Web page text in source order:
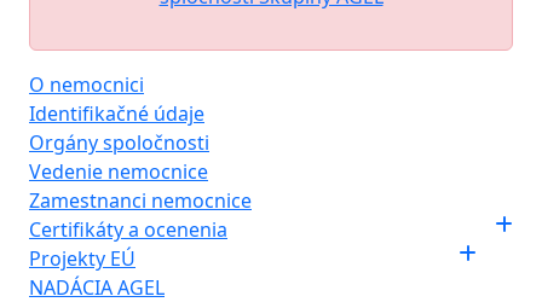
O nemocnici
Identifikačné údaje
Orgány spoločnosti
Vedenie nemocnice
Zamestnanci nemocnice
Certifikáty a ocenenia
Projekty EÚ
NADÁCIA AGEL